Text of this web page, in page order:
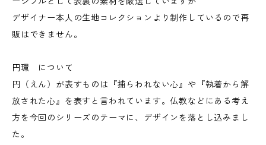
デザイナー本人の生地コレクションより制作しているので再
販はできません。
円環 について
円（えん）が表すものは『捕らわれない心』や『執着から解
放された心』を表すと言われています。仏教などにある考え
方を今回のシリーズのテーマに、デザインを落とし込みまし
た。